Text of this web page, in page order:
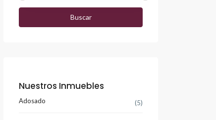
Buscar
Nuestros Inmuebles
Adosado (5)